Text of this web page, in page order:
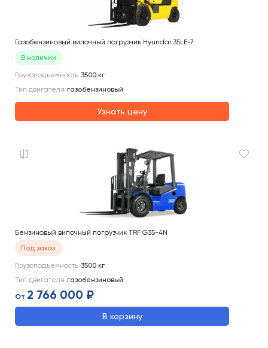
Газобензиновый вилочный погрузчик Hyundai 35LE-7
В наличии
Грузоподъемность 3500 кг
Тип двигателя газобензиновый
Узнать цену
Бензиновый вилочный погрузчик TRF G35-4N
Под заказ
Грузоподъемность 3500 кг
Тип двигателя газобензиновый
От 2 766 000 ₽
В корзину